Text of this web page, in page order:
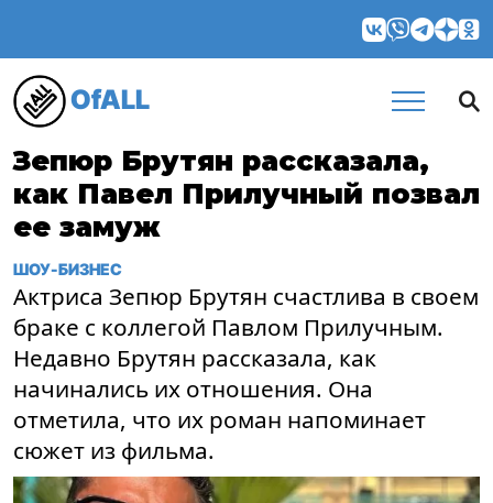
OfALL
Зепюр Брутян рассказала,
как Павел Прилучный позвал
ее замуж
ШОУ-БИЗНЕС
Актриса Зепюр Брутян счастлива в своем
браке с коллегой Павлом Прилучным.
Недавно Брутян рассказала, как
начинались их отношения. Она
отметила, что их роман напоминает
сюжет из фильма.